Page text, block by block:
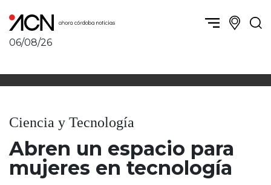
06/08/26
Política y Economía
Córdoba obrera
Córdoba, la Docta
Ambiente y sustentabilidad
Deportes
Córdoba diverse
Córdoba, la ciudad
Villa María y zona
San Francisco y zona
Traslasierra
Punilla / Carlos Paz
Ciencia y Tecnología
Abren un espacio para
mujeres en tecnología